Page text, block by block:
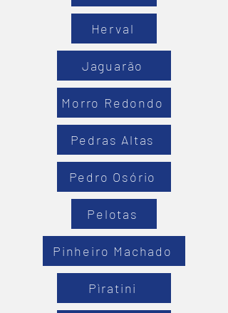
Herval
Jaguarão
Morro Redondo
Pedras Altas
Pedro Osório
Pelotas
Pinheiro Machado
Pìratini